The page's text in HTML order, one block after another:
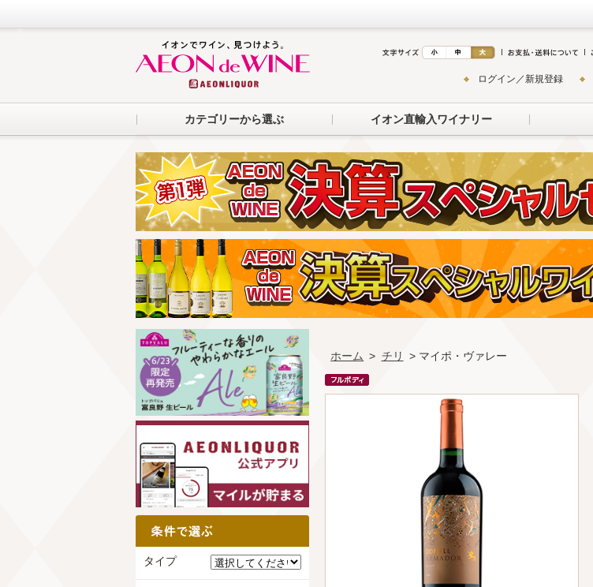
ログイン／新規登録
カテゴリーから選ぶ イオン直輸入ワイナリー
ホーム > チリ > マイポ・ヴァレー
タイプ